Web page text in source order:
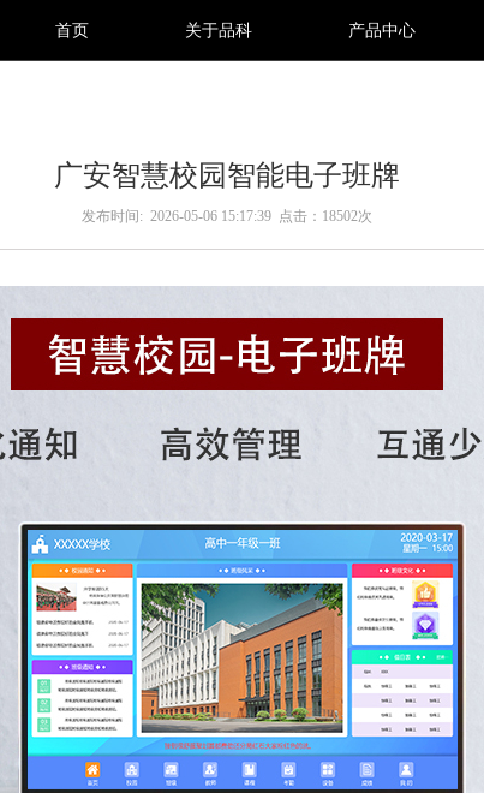
首页 关于品科 产品中心
广安智慧校园智能电子班牌
发布时间: 2026-05-06 15:17:39 点击：18502次